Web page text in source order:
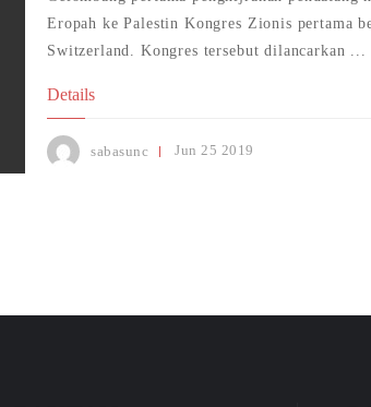
Eropah ke Palestin Kongres Zionis pertama
Switzerland. Kongres tersebut dilancarkan ...
Details
sabasunc Jun 25 2019